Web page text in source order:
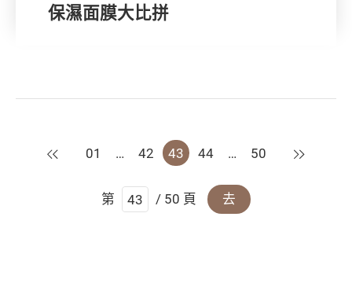
保濕面膜大比拼
上一頁
01 … 42 43 44 … 50 下一頁
第 / 50 頁 去